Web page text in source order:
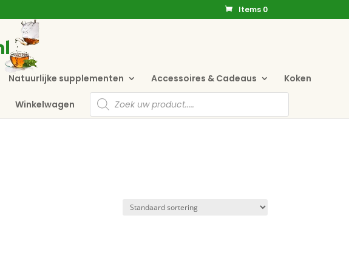
Items 0
Natuurlijke supplementen Accessoires & Cadeaus Koken
Winkelwagen
Producten
zoeken